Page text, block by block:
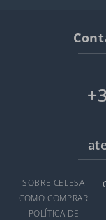
SOBRE CELESA
COMO COMPRAR
POLÍTICA DE